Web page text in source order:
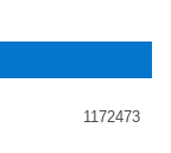
1172473